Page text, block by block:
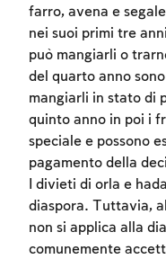
farro, avena e
nei suoi primi tre
può mangiarli o
del quarto anno
mangiarli in stato di
quinto anno in poi i
speciale e possono
pagamento della
I divieti di orla e
diaspora. Tuttavia,
non si applica alla
comunemente